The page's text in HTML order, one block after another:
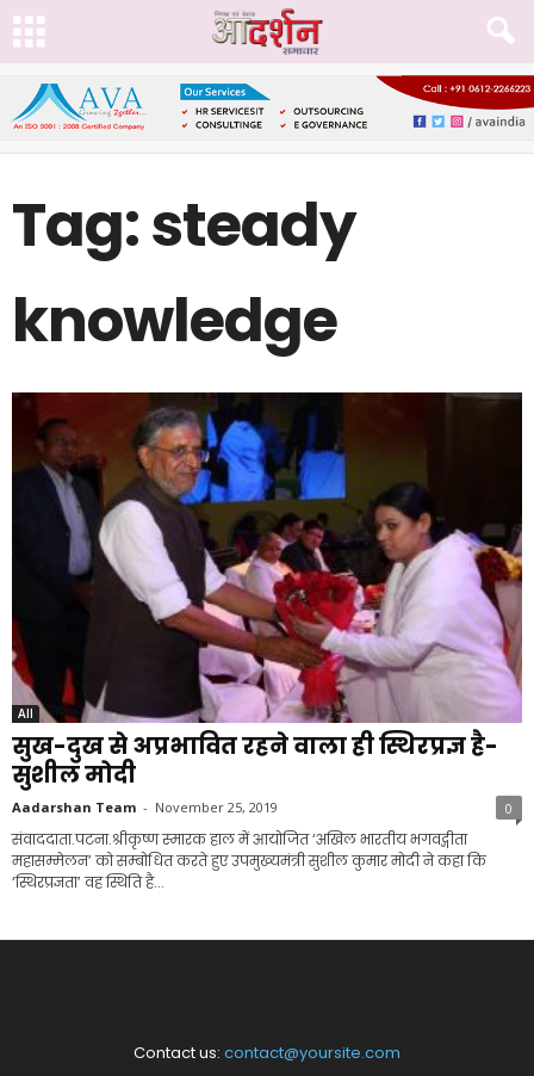
Tag: steady
knowledge
All
सुख-दुख से अप्रभावित रहने वाला ही स्थिरप्रज्ञ है-
सुशील मोदी
Aadarshan Team - November 25, 2019 0
संवाददाता.पटना.श्रीकृष्ण स्मारक हाल में आयोजित ‘अखिल भारतीय भगवद्गीता
महासम्मेलन’ को सम्बोधित करते हुए उपमुख्यमंत्री सुशील कुमार मोदी ने कहा कि
‘स्थिरप्रज्ञता’ वह स्थिति है...
Contact us: contact@yoursite.com